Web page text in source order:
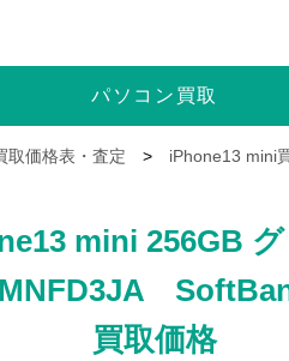
パソコン 買取
取価格表・査定 > iPhone13 mini
mini 256GB
MNFD3JA
買取価格